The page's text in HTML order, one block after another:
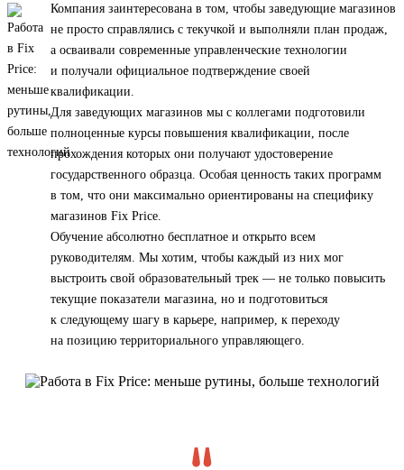
Компания заинтересована в том, чтобы заведующие магазинов
не просто справлялись с текучкой и выполняли план продаж,
а осваивали современные управленческие технологии
и получали официальное подтверждение своей
квалификации.
Для заведующих магазинов мы с коллегами подготовили
полноценные курсы повышения квалификации, после
прохождения которых они получают удостоверение
государственного образца. Особая ценность таких программ
в том, что они максимально ориентированы на специфику
магазинов Fix Price.
Обучение абсолютно бесплатное и открыто всем
руководителям. Мы хотим, чтобы каждый из них мог
выстроить свой образовательный трек — не только повысить
текущие показатели магазина, но и подготовиться
к следующему шагу в карьере, например, к переходу
на позицию территориального управляющего.